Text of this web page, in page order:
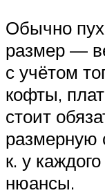
Обычно
размер —
с учётом
кофты,
стоит
размерную
к. у
нюансы.